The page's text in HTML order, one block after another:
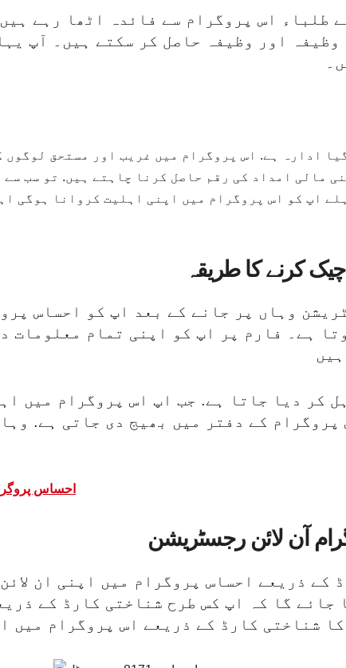
کے طلباء اس پروگرام سے فائدہ اٹھا
وظیفہ اور وظیفہ حاصل کر سکتے ہیں۔ آپ
ادارہ ہے. اس پروگرام میں غریب اور مستحق
مالی امداد کی رقم حاصل کرنا چاہتے ہیں. تو سب
اپ کو اس پروگرام میں اپنی اہلیت کروانا ہوگی
وہاں پر جانے کے بعد اپ کو احساس
ہے۔ فارم پر اپ کو اپنی تمام معلومات
کر دیا جاتا ہے. جب اپ اس پروگرام میں
پروگرام کے دفتر میں بھیج دی جاتی ہے.
احساس پروگرام چیک 8171
آن لائن رجسٹریشن
کے ذریعے احساس پروگرام میں اپنی ان
جائے گا کہ اپ کس طرح شناختی کارڈ کے
شناختی کارڈ کے ذریعے اس پروگرام میں